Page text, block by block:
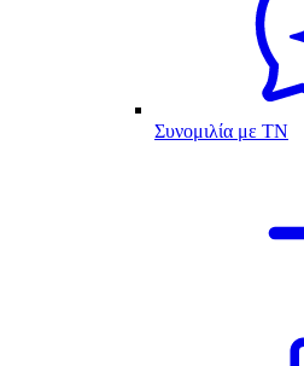
Συνομιλία με ΤΝ